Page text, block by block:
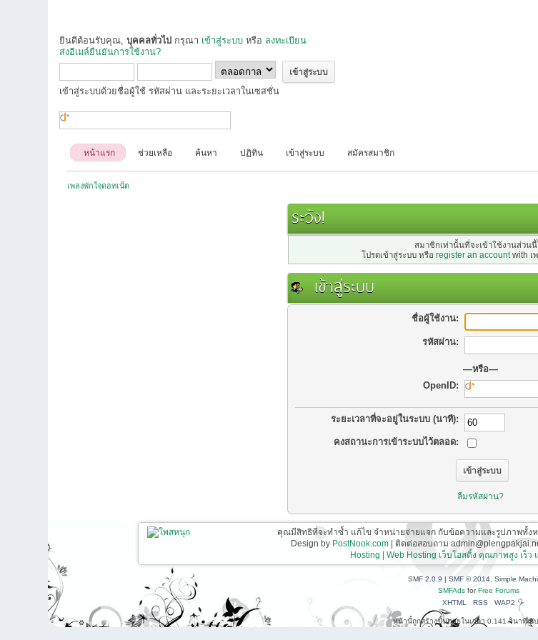
ยินดีต้อนรับคุณ,บุคคลทั่วไป กรุณา เข้าสู่ระบบ หรือ ลงทะเบียน
ส่งอีเมล์ยืนยันการใช้งาน?
เข้าสู่ระบบด้วยชื่อผู้ใช้ รหัสผ่าน และระยะเวลาในเซสชั่น
หน้าแรก ช่วยเหลือ ค้นหา ปฏิทิน เข้าสู่ระบบ สมัครสมาชิก
เพลงพักใจดอทเน็ต
ระวัง!
สมาชิกเท่านั้นที่จะเข้าใช้งานส่วนนี้
โปรดเข้าสู่ระบบ หรือ register an accountwith เ
เข้าสู่ระบบ
ชื่อผู้ใช้งาน:
รหัสผ่าน:
—หรือ—
OpenID:
ระยะเวลาที่จะอยู่ในระบบ (นาที):
คงสถานะการเข้าระบบไว้ตลอด:
ลืมรหัสผ่าน?
คุณมีสิทธิที่จะทำซ้ำ แก้ไข จำหน่ายจ่ายแจก กับข้อความและรูปภาพทั้ง
Design by PostNook.com | ติดต่อสอบถาม
Hosting | Web Hosting เว็บโฮสติ้ง คุณภาพสูง เร็ว
SMF 2.0.9 | SMF © 2014, Simple
SMFAds forFree Forums
XHTML
RSS WAP2
หน้านี้ถูกสร้างขึ้นภายในเวลา 0.141 วินาที กั